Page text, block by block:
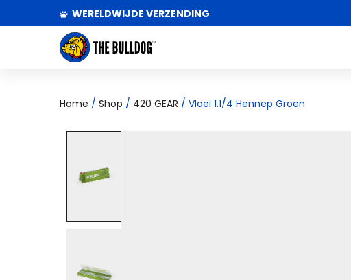
WERELDWIJDE VERZENDING
Home / Shop / 420 GEAR / Vloei 1.1/4 Hennep Groen